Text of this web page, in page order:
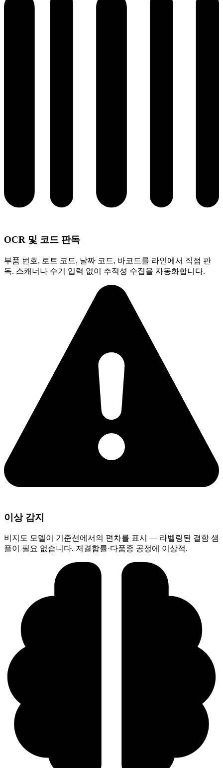
OCR 및 코드 판독
부품 번호, 로트 코드, 날짜 코드, 바코드를 라인에서 직접 판
독. 스캐너나 수기 입력 없이 추적성 수집을 자동화합니다.
이상 감지
비지도 모델이 기준선에서의 편차를 표시 — 라벨링된 결함 샘
플이 필요 없습니다. 저결함률·다품종 공정에 이상적.